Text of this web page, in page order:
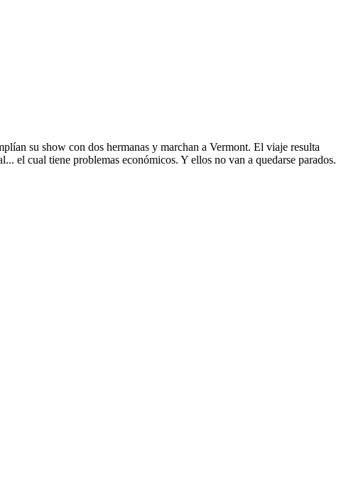
su show con dos hermanas y marchan a Vermont. El viaje resulta
el cual tiene problemas económicos. Y ellos no van a quedarse parados.